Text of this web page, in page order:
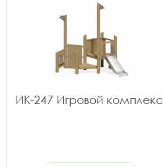
ИК-247 Игровой комплекс